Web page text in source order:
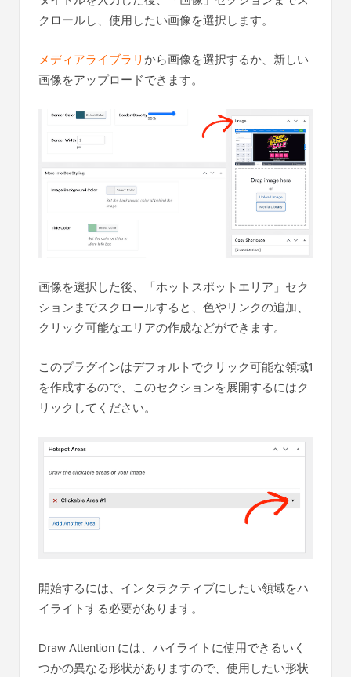
クロールし、使用したい画像を選択します。
メディアライブラリから画像を選択するか、新しい
画像をアップロードできます。
画像を選択した後、「ホットスポットエリア」セク
ションまでスクロールすると、色やリンクの追加、
クリック可能なエリアの作成などができます。
このプラグインはデフォルトでクリック可能な領域1
を作成するので、このセクションを展開するにはク
リックしてください。
開始するには、インタラクティブにしたい領域をハ
イライトする必要があります。
Draw Attention には、ハイライトに使用できるいく
つかの異なる形状がありますので、使用したい形状